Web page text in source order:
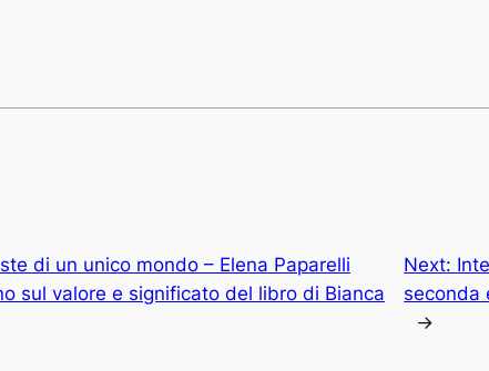
di un unico mondo – Elena Paparelli
sul valore e significato del libro di Bianca
Next:
seconda
→